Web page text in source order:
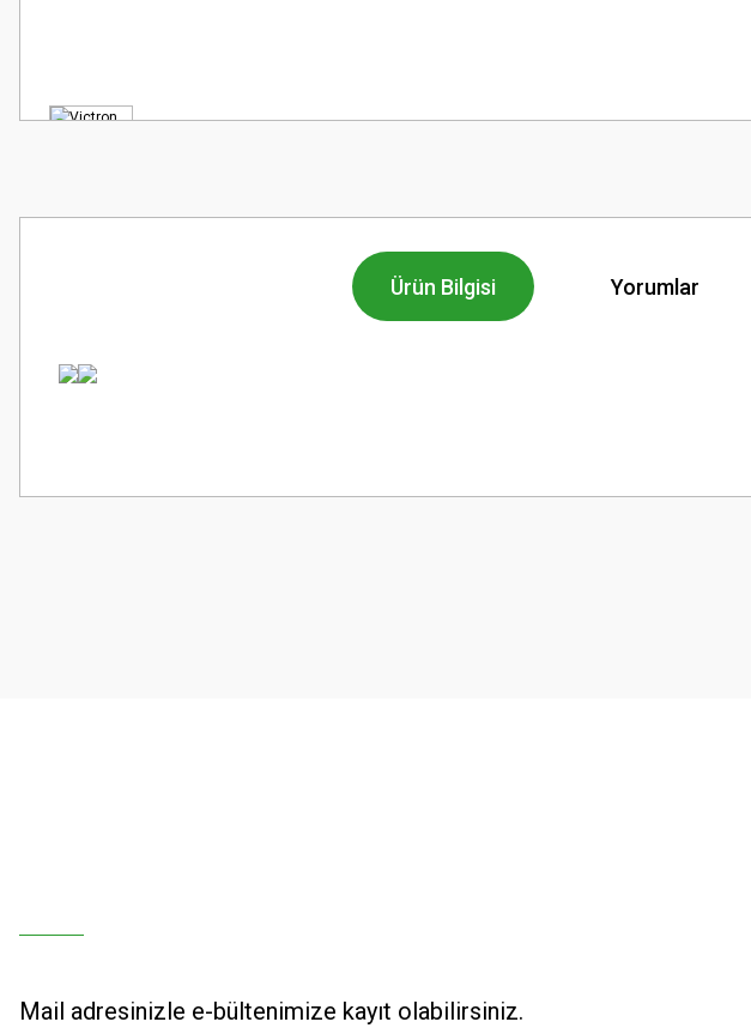
Ürün Bilgisi Yorumlar
Görüş ve önerileriniz için teşekkür ederiz.
Mail adresinizle e-bültenimize kayıt olabilirsiniz.